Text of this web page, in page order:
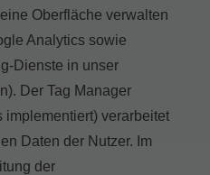
Oberfläche verwalten
Analytics sowie
Dienste in unser
Der Tag Manager
implementiert) verarbeitet
Daten der Nutzer. Im
der